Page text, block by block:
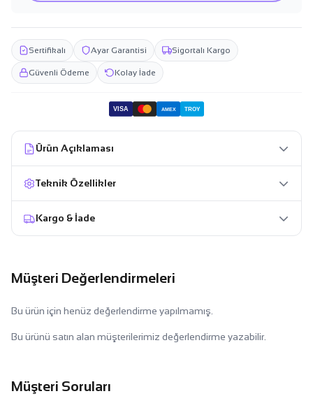
Sertifikalı Ayar Garantisi Sigortalı Kargo
Güvenli Ödeme Kolay İade
VISA AMEX TROY
Ürün Açıklaması
Teknik Özellikler
Kargo & İade
Müşteri Değerlendirmeleri
Bu ürün için henüz değerlendirme yapılmamış.
Bu ürünü satın alan müşterilerimiz değerlendirme yazabilir.
Müşteri Soruları